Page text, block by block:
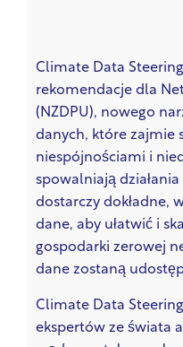
Climate Data
rekomendacje dla
(NZDPU), nowego
danych, które zajmie
niespójnościami i
spowalniają
dostarczy dokładne,
dane, aby ułatwić i
gospodarki zerowej
dane zostaną
Climate Data
ekspertów ze świata